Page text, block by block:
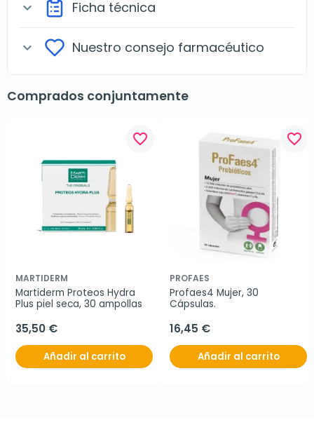
expand_more Ficha técnica
expand_more Nuestro consejo farmacéutico
Comprados conjuntamente
favorite_border
MARTIDERM
Martiderm Proteos Hydra
Plus piel seca, 30 ampollas
35,50 €
Añadir al carrito
favorite_border
PROFAES
Profaes4 Mujer, 30
Cápsulas.
16,45 €
Añadir al carrito